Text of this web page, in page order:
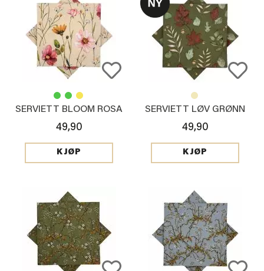
SERVIETT BLOOM ROSA
49,90
KJØP
SERVIETT LØV GRØNN
49,90
KJØP